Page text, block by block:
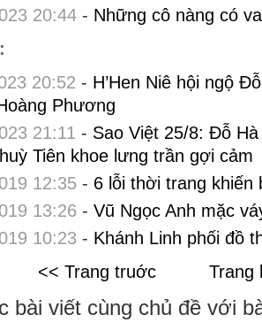
20:44- Những cô nàng có
20:52 - H’Hen Niê hội ngộ
Phương
21:11 - Sao Việt 25/8: Đỗ
Tiên khoe lưng trần gợi cảm
12:35- 6 lỗi thời trang khiến
13:26 - Vũ Ngọc Anh mặc
10:23 - Khánh Linh phối đồ
<< Trang truớc
Trang
bài viết cùng chủ đề với